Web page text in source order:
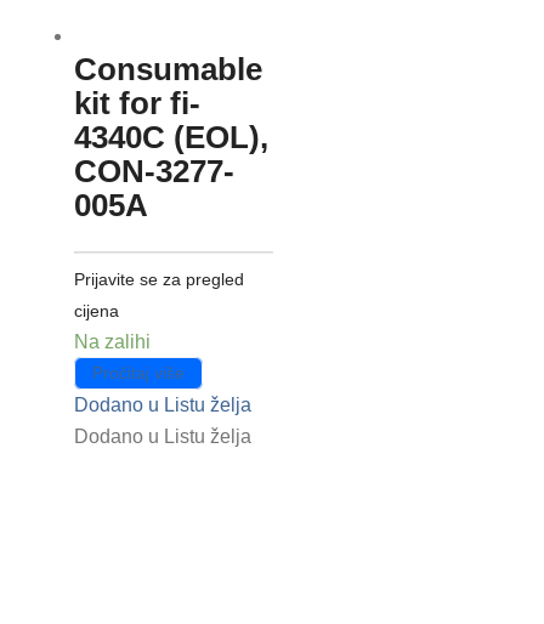
Consumable
kit for fi-
4340C (EOL),
CON-3277-
005A
Prijavite se za pregled
cijena
Na zalihi
Pročitaj više
Dodano u Listu želja
Dodano u Listu želja